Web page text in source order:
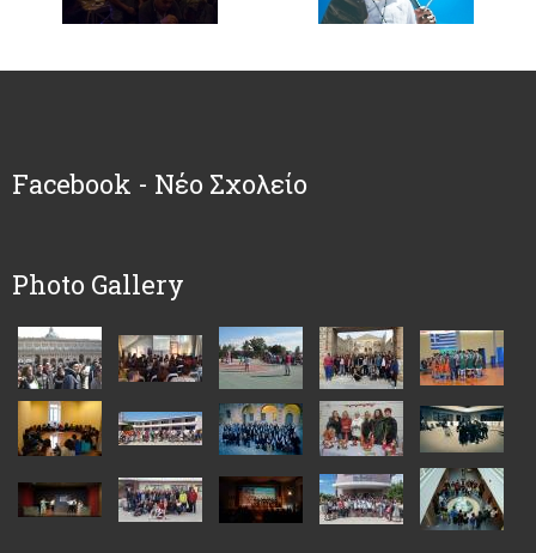
Facebook - Νέο Σχολείο
Photo Gallery